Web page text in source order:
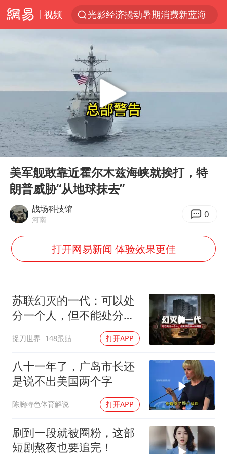
视频
光影经济撬动暑期消费新蓝海
白海豚登陆前还将加强
浙江省发出今年第2号指挥长令
河南刑案嫌犯被抓 逃窜时伤害多人
选专业别因“热门”窄化“热爱”
三警齐发！多地10级以上雷暴大风
央视新主播李秋莹孙亚鹏亮相
大V：马科斯把路走绝了
郑丽文：台湾从来没有“独立”过
上半年国内手机销量TOP30出炉
购飞机票7分钟后退票被扣2022元
泰国初中生饮弹自尽前开了26枪
陈思诚零点晒照为佟丽娅庆生
乐享全民健身 共筑健康中国
Play
00:00 06:50
美军舰敢靠近霍尔木兹海峡就挨打，特
朗普威胁“从地球抹去”
战场科技馆
河南 0
打开网易新闻 体验效果更佳
苏联幻灭的一代：可以处
分一个人，但不能处分一
捉刀世界 148跟贴 打开APP
八十一年了，广岛市长还
是说不出美国两个字
陈腕特色体育解说 打开APP
刷到一段就被圈粉，这部
短剧熬夜也要追完！